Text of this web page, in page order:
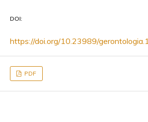
DOI:
https://doi.org/10.23989/
PDF